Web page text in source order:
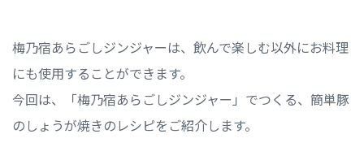
梅乃宿あらごしジンジャーは、飲んで楽しむ以外にお料理
にも使用することができます。
今回は、「梅乃宿あらごしジンジャー」でつくる、簡単豚
のしょうが焼きのレシピをご紹介します。